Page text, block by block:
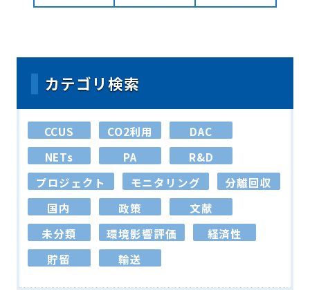
カテゴリ検索
CCUS CO2利用
DAC
NETs
PA
R&D
プロジェクト
モニタリング
分離回収
国内
政策
文献
未分類
環境影響評価
経済性
貯留
輸送